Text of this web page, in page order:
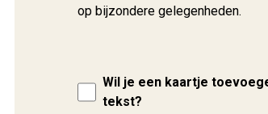
op bijzondere gelegenheden.
Wil je een kaartje
tekst?